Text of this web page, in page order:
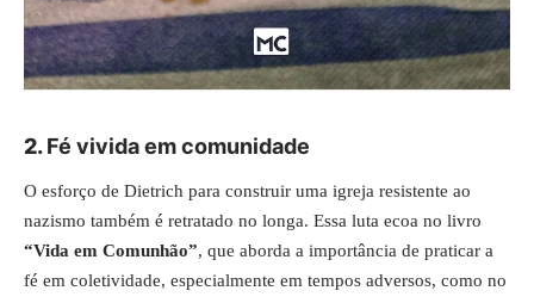
2.Fé vivida em comunidade
O esforço de Dietrich para construir uma igreja resistente ao
nazismo também é retratado no longa. Essa luta ecoa no livro
“Vida em Comunhão”, que aborda a importância de praticar a
fé em coletividade, especialmente em tempos adversos, como no